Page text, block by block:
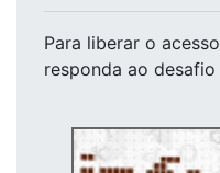
Para liberar o acesso
responda ao desafio